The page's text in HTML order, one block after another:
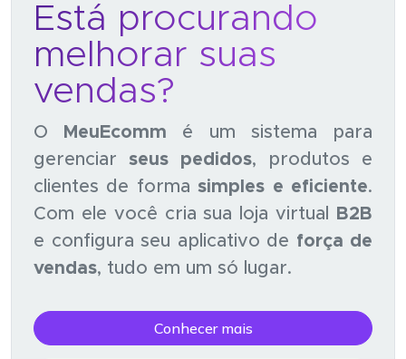
Está procurando
melhorar suas
vendas?
O MeuEcomm é um sistema para
gerenciar seus pedidos, produtos e
clientes de formasimples e eficiente.
Com ele você cria sua loja virtual
B2B
e configura seu aplicativo de força de
vendas, tudo em um só lugar.
Conhecer mais